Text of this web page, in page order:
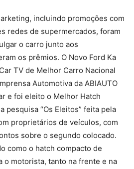
incluindo promoções com
redes de supermercados, foram
o carro junto aos
os prêmios. O Novo Ford Ka
TV de Melhor Carro Nacional
Automotiva da ABIAUTO
e foi eleito o Melhor Hatch
pesquisa “Os Eleitos” feita pela
proprietários de veículos, com
sobre o segundo colocado.
como o hatch compacto de
o motorista, tanto na frente e na